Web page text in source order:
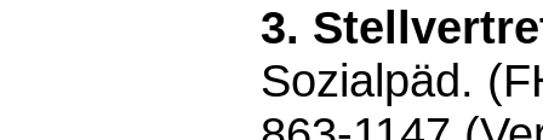
3.
Sozialpäd.